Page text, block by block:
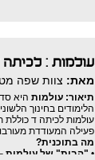
עולמות : לכיתה
מאת: צוות שפה
תיאור: עולמות היא
הלימודים בחינוך
עולמות לכיתה ד
פעילה המעודדת
מה בתוכנית?
• "הבית" של עולמות